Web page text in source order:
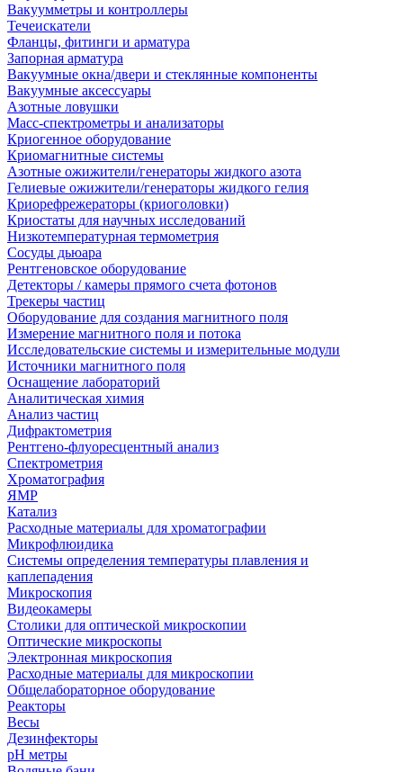
Вакуумметры и контроллеры
Течеискатели
Фланцы, фитинги и арматура
Запорная арматура
Вакуумные окна/двери и стеклянные компоненты
Вакуумные аксессуары
Азотные ловушки
Масс-спектрометры и анализаторы
Криогенное оборудование
Криомагнитные системы
Азотные ожижители/генераторы жидкого азота
Гелиевые ожижители/генераторы жидкого гелия
Криорефрежераторы (криоголовки)
Криостаты для научных исследований
Низкотемпературная термометрия
Сосуды дьюара
Рентгеновское оборудование
Детекторы / камеры прямого счета фотонов
Трекеры частиц
Оборудование для создания магнитного поля
Измерение магнитного поля и потока
Исследовательские системы и измерительные модули
Источники магнитного поля
Оснащение лабораторий
Аналитическая химия
Анализ частиц
Дифрактометрия
Рентгено-флуоресцентный анализ
Спектрометрия
Хроматография
ЯМР
Катализ
Расходные материалы для хроматографии
Микрофлюидика
Системы определения температуры плавления и
каплепадения
Микроскопия
Видеокамеры
Столики для оптической микроскопии
Оптические микроскопы
Электронная микроскопия
Расходные материалы для микроскопии
Общелабораторное оборудование
Реакторы
Весы
Дезинфекторы
рН метры